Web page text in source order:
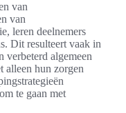
van
van
leren deelnemers
Dit resulteert vaak in
verbeterd algemeen
alleen hun zorgen
te gaan met